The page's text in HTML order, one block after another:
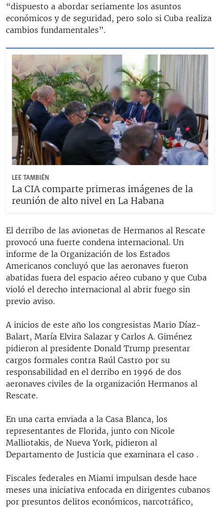
“dispuesto a abordar seriamente los asuntos
económicos y de seguridad, pero solo si Cuba realiza
cambios fundamentales”.
LEE TAMBIÉN
La CIA comparte primeras imágenes de la
reunión de alto nivel en La Habana
El derribo de las avionetas de Hermanos al Rescate
provocó una fuerte condena internacional. Un
informe de la Organización de los Estados
Americanos concluyó que las aeronaves fueron
abatidas fuera del espacio aéreo cubano y que Cuba
violó el derecho internacional al abrir fuego sin
previo aviso.
A inicios de este año los congresistas Mario Díaz-
Balart, María Elvira Salazar y Carlos A. Giménez
pidieron al presidente Donald Trump presentar
cargos formales contra Raúl Castro por su
responsabilidad en el derribo en 1996 de dos
aeronaves civiles de la organización Hermanos al
Rescate.
En una carta enviada a la Casa Blanca, los
representantes de Florida, junto con Nicole
Malliotakis, de Nueva York, pidieron al
Departamento de Justicia que examinara el caso .
Fiscales federales en Miami impulsan desde hace
meses una iniciativa enfocada en dirigentes cubanos
por presuntos delitos económicos, narcotráfico,